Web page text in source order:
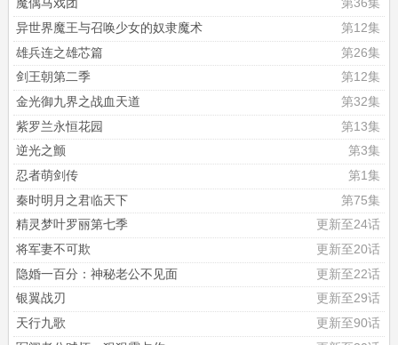
魔偶马戏团
第36集
异世界魔王与召唤少女的奴隶魔术
第12集
雄兵连之雄芯篇
第26集
剑王朝第二季
第12集
金光御九界之战血天道
第32集
紫罗兰永恒花园
第13集
逆光之颤
第3集
忍者萌剑传
第1集
秦时明月之君临天下
第75集
精灵梦叶罗丽第七季
更新至24话
将军妻不可欺
更新至20话
隐婚一百分：神秘老公不见面
更新至22话
银翼战刃
更新至29话
天行九歌
更新至90话